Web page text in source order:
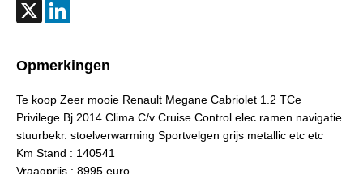
Emissieklasse
Verbruik stad
7,9 l/100km
Verbruik snelweg
5,5 l/100km
CO₂-emissie
Opmerkingen
Te koop Zeer mooie Renault Megane Cabriolet 1.2 TCe
Privilege Bj 2014 Clima C/v Cruise Control elec ramen navigatie
stuurbekr. stoelverwarming Sportvelgen grijs metallic etc etc
Km Stand : 140541
Vraagprijs : 8995 euro